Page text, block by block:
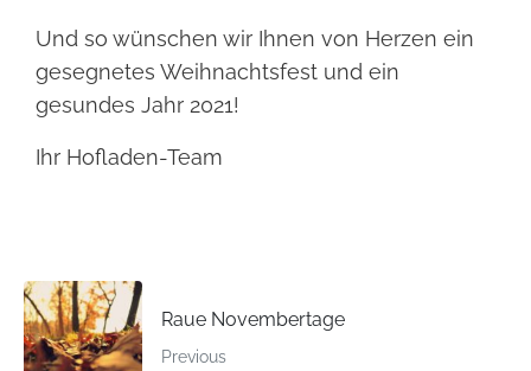
Und so wünschen wir Ihnen von Herzen ein
gesegnetes Weihnachtsfest und ein
gesundes Jahr 2021!
Ihr Hofladen-Team
Raue Novembertage
Previous